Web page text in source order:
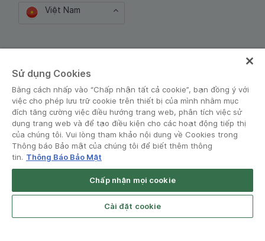
Việt Nam
© Grab 2010 - 2026
Sử dụng Cookies
Bằng cách nhấp vào “Chấp nhận tất cả cookie”, bạn đồng ý với
việc cho phép lưu trữ cookie trên thiết bị của mình nhằm mục
đích tăng cường việc điều hướng trang web, phân tích việc sử
dụng trang web và để tạo điều kiện cho các hoạt động tiếp thị
của chúng tôi. Vui lòng tham khảo nội dung về Cookies trong
Thông báo Bảo mật của chúng tôi để biết thêm thông
tin. Thông Báo Bảo Mật
Chấp nhận mọi cookie
Cài đặt cookie